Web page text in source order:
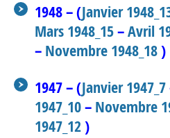
1948 – (Janvier
Mars 1948_15–Avril
– Novembre 1948_18)
1947 – (Janvier 1947_7
1947_10– Novembre
1947_12)